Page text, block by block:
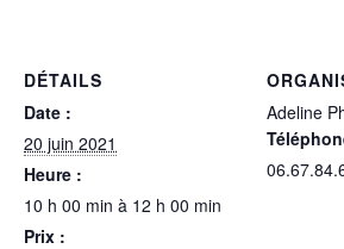
DÉTAILS
Date :
20 juin 2021
Heure :
10 h 00 min à 12 h 00 min
Prix :
Adeline